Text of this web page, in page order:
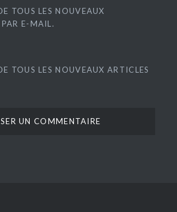
TOUS LES NOUVEAUX
E-MAIL.
TOUS LES NOUVEAUX ARTICLES